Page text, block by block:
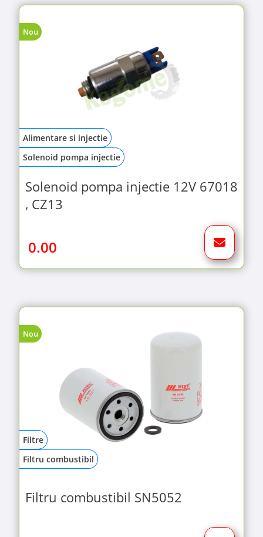
Nou
Alimentare si injectie
Solenoid pompa injectie
Solenoid pompa injectie 12V 67018
, CZ13
0.00
Nou
Filtre
Filtru combustibil
Filtru combustibil SN5052